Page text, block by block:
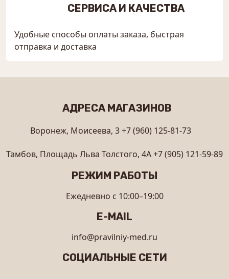
СЕРВИСА И КАЧЕСТВА
Удобные способы оплаты заказа, быстрая
отправка и доставка
АДРЕСА МАГАЗИНОВ
Воронеж, Моисеева, 3+7 (960) 125-81-73
Тамбов, Площадь Льва Толстого, 4А+7 (905) 121-59-89
РЕЖИМ РАБОТЫ
Ежедневно с 10:00–19:00
E-MAIL
info@pravilniy-med.ru
СОЦИАЛЬНЫЕ СЕТИ